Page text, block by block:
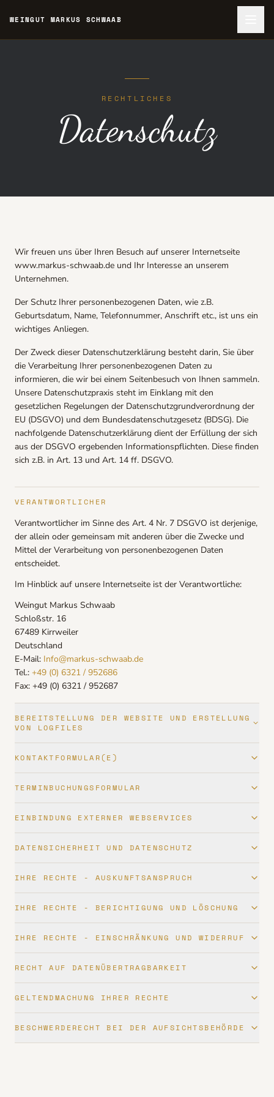
WEINGUT MARKUS SCHWAAB
RECHTLICHES
Datenschutz
Wir freuen uns über Ihren Besuch auf unserer Internetseite
www.markus-schwaab.de und Ihr Interesse an unserem
Unternehmen.
Der Schutz Ihrer personenbezogenen Daten, wie z.B.
Geburtsdatum, Name, Telefonnummer, Anschrift etc., ist uns ein
wichtiges Anliegen.
Der Zweck dieser Datenschutzerklärung besteht darin, Sie über
die Verarbeitung Ihrer personenbezogenen Daten zu
informieren, die wir bei einem Seitenbesuch von Ihnen sammeln.
Unsere Datenschutzpraxis steht im Einklang mit den
gesetzlichen Regelungen der Datenschutzgrundverordnung der
EU (DSGVO) und dem Bundesdatenschutzgesetz (BDSG). Die
nachfolgende Datenschutzerklärung dient der Erfüllung der sich
aus der DSGVO ergebenden Informationspflichten. Diese finden
sich z.B. in Art. 13 und Art. 14 ff. DSGVO.
VERANTWORTLICHER
Verantwortlicher im Sinne des Art. 4 Nr. 7 DSGVO ist derjenige,
der allein oder gemeinsam mit anderen über die Zwecke und
Mittel der Verarbeitung von personenbezogenen Daten
entscheidet.
Im Hinblick auf unsere Internetseite ist der Verantwortliche:
Weingut Markus Schwaab
Schloßstr. 16
67489 Kirrweiler
Deutschland
E-Mail: Info@markus-schwaab.de
Tel.: +49 (0) 6321 / 952686
Fax: +49 (0) 6321 / 952687
BEREITSTELLUNG DER WEBSITE UND ERSTELLUNG
VON LOGFILES
KONTAKTFORMULAR(E)
TERMINBUCHUNGSFORMULAR
EINBINDUNG EXTERNER WEBSERVICES
DATENSICHERHEIT UND DATENSCHUTZ
IHRE RECHTE - AUSKUNFTSANSPRUCH
IHRE RECHTE - BERICHTIGUNG UND LÖSCHUNG
IHRE RECHTE - EINSCHRÄNKUNG UND WIDERRUF
RECHT AUF DATENÜBERTRAGBARKEIT
GELTENDMACHUNG IHRER RECHTE
BESCHWERDERECHT BEI DER AUFSICHTSBEHÖRDE